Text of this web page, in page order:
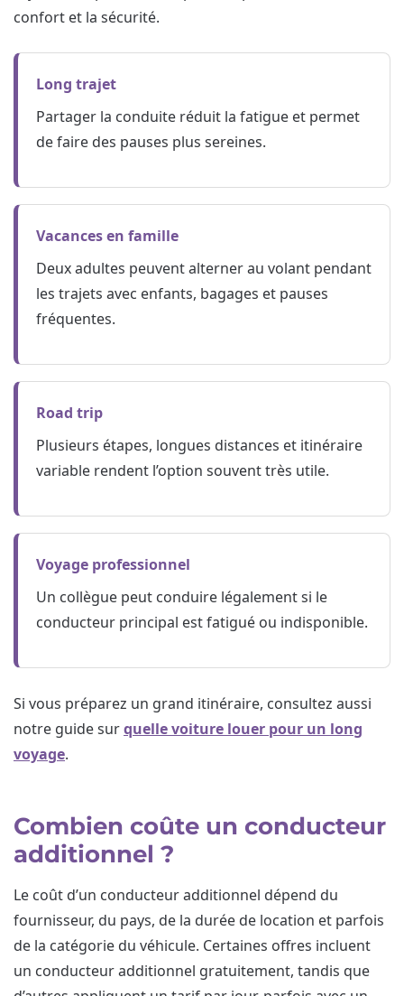
confort et la sécurité.
Long trajet
Partager la conduite réduit la fatigue et permet
de faire des pauses plus sereines.
Vacances en famille
Deux adultes peuvent alterner au volant pendant
les trajets avec enfants, bagages et pauses
fréquentes.
Road trip
Plusieurs étapes, longues distances et itinéraire
variable rendent l’option souvent très utile.
Voyage professionnel
Un collègue peut conduire légalement si le
conducteur principal est fatigué ou indisponible.
Si vous préparez un grand itinéraire, consultez aussi
notre guide surquelle voiture louer pour un long
voyage.
Combien coûte un conducteur
additionnel ?
Le coût d’un conducteur additionnel dépend du
fournisseur, du pays, de la durée de location et parfois
de la catégorie du véhicule. Certaines offres incluent
un conducteur additionnel gratuitement, tandis que